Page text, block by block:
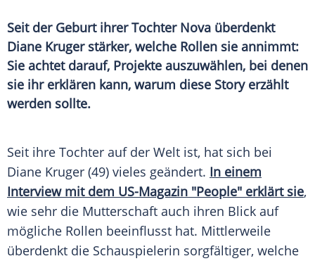
Seit der Geburt ihrer Tochter Nova überdenkt
Diane Kruger stärker, welche Rollen sie annimmt:
Sie achtet darauf, Projekte auszuwählen, bei denen
sie ihr erklären kann, warum diese Story erzählt
werden sollte.
Seit ihre Tochter auf der Welt ist, hat sich bei
Diane Kruger (49) vieles geändert. In einem
Interview mit dem US-Magazin "People" erklärt sie,
wie sehr die Mutterschaft auch ihren Blick auf
mögliche Rollen beeinflusst hat. Mittlerweile
überdenkt die Schauspielerin sorgfältiger, welche